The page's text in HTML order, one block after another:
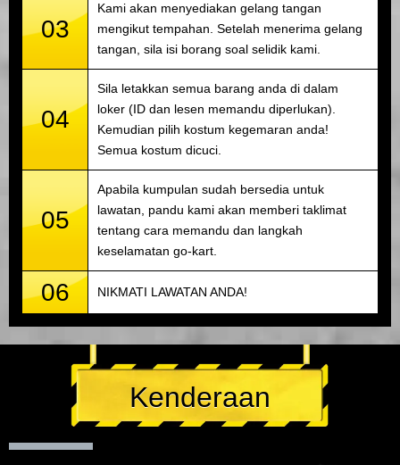
03
Kami akan menyediakan gelang tangan
mengikut tempahan. Setelah menerima gelang
tangan, sila isi borang soal selidik kami.
04
Sila letakkan semua barang anda di dalam
loker (ID dan lesen memandu diperlukan).
Kemudian pilih kostum kegemaran anda!
Semua kostum dicuci.
05
Apabila kumpulan sudah bersedia untuk
lawatan, pandu kami akan memberi taklimat
tentang cara memandu dan langkah
keselamatan go-kart.
06 NIKMATI LAWATAN ANDA!
Kenderaan